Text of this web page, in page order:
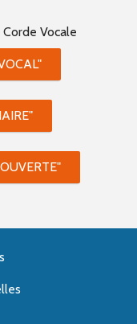
Vocale